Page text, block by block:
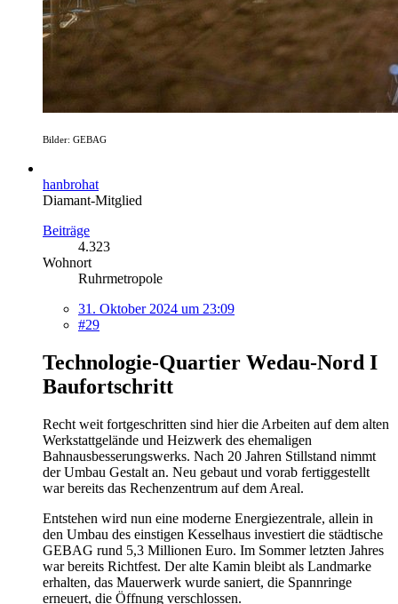
Bilder: GEBAG
hanbrohat
Diamant-Mitglied
Beiträge
4.323
Wohnort
Ruhrmetropole
31. Oktober 2024 um 23:09
#29
Technologie-Quartier Wedau-Nord I
Baufortschritt
Recht weit fortgeschritten sind hier die Arbeiten auf dem alten
Werkstattgelände und Heizwerk des ehemaligen
Bahnausbesserungswerks. Nach 20 Jahren Stillstand nimmt
der Umbau Gestalt an. Neu gebaut und vorab fertiggestellt
war bereits das Rechenzentrum auf dem Areal.
Entstehen wird nun eine moderne Energiezentrale, allein in
den Umbau des einstigen Kesselhaus investiert die städtische
GEBAG rund 5,3 Millionen Euro. Im Sommer letzten Jahres
war bereits Richtfest. Der alte Kamin bleibt als Landmarke
erhalten, das Mauerwerk wurde saniert, die Spannringe
erneuert, die Öffnung verschlossen.